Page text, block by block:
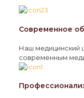
Современное
Наш медицинский
современным